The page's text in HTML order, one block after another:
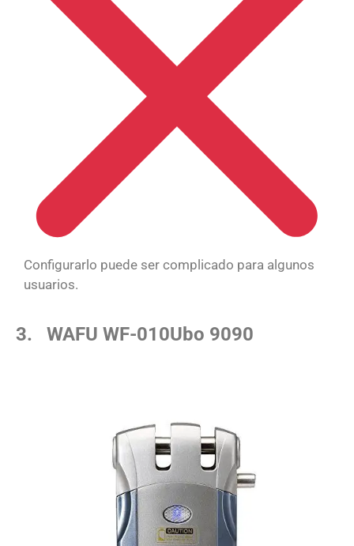
Configurarlo puede ser complicado para algunos
usuarios.
3. WAFU WF-010Ubo 9090